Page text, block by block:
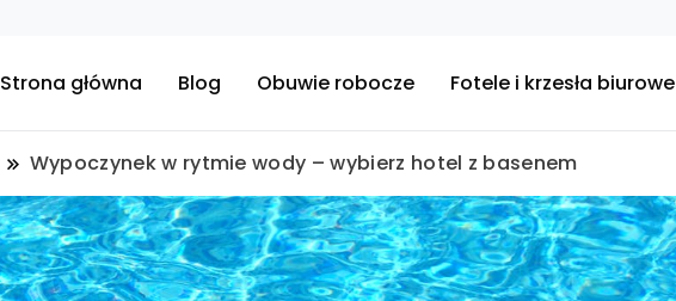
Strona główna Blog Obuwie robocze Fotele i krzesła biurowe
Wypoczynek w rytmie wody – wybierz hotel z basenem